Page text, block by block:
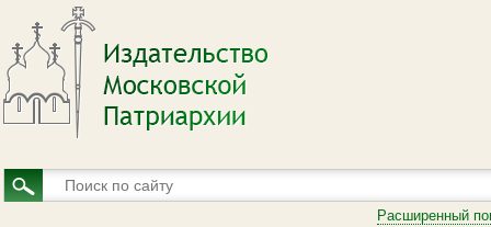
Расширенный